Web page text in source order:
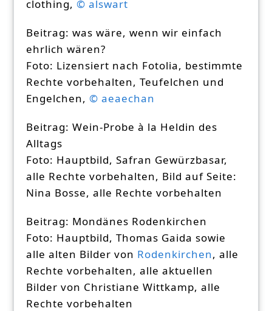
clothing,© alswart
Beitrag: was wäre, wenn wir einfach
ehrlich wären?
Foto: Lizensiert nach Fotolia, bestimmte
Rechte vorbehalten, Teufelchen und
Engelchen,© aeaechan
Beitrag: Wein-Probe à la Heldin des
Alltags
Foto: Hauptbild, Safran Gewürzbasar,
alle Rechte vorbehalten, Bild auf Seite:
Nina Bosse, alle Rechte vorbehalten
Beitrag: Mondänes Rodenkirchen
Foto: Hauptbild, Thomas Gaida sowie
alle alten Bilder von Rodenkirchen, alle
Rechte vorbehalten, alle aktuellen
Bilder von Christiane Wittkamp, alle
Rechte vorbehalten